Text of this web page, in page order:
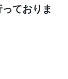
ておりま